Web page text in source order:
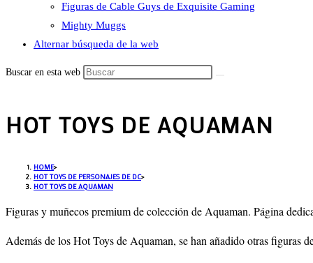
Figuras de Cable Guys de Exquisite Gaming
Mighty Muggs
Alternar búsqueda de la web
Buscar en esta web
HOT TOYS DE AQUAMAN
HOME>
HOT TOYS DE PERSONAJES DE DC>
HOT TOYS DE AQUAMAN
Figuras y muñecos premium de colección de Aquaman. Página
Además de los Hot Toys de Aquaman, se han añadido otras figuras